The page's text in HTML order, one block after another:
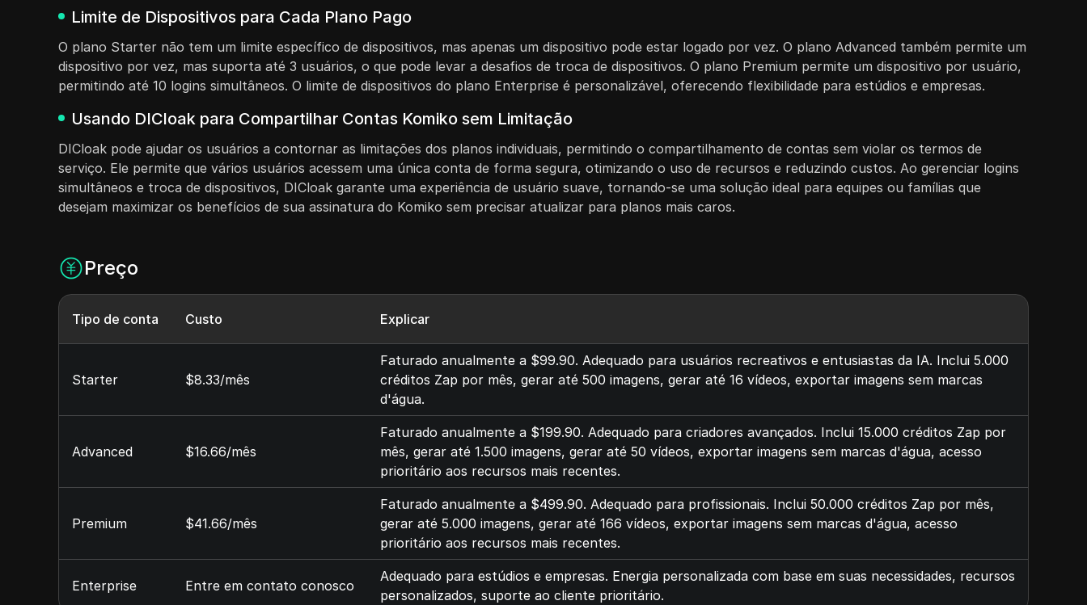
Limite de Dispositivos para Cada Plano Pago
O plano Starter não tem um limite específico de dispositivos, mas apenas um dispositivo pode estar logado por vez. O plano Advanced também permite um
dispositivo por vez, mas suporta até 3 usuários, o que pode levar a desafios de troca de dispositivos. O plano Premium permite um dispositivo por usuário,
permitindo até 10 logins simultâneos. O limite de dispositivos do plano Enterprise é personalizável, oferecendo flexibilidade para estúdios e empresas.
Usando DICloak para Compartilhar Contas Komiko sem Limitação
DICloak pode ajudar os usuários a contornar as limitações dos planos individuais, permitindo o compartilhamento de contas sem violar os termos de
serviço. Ele permite que vários usuários acessem uma única conta de forma segura, otimizando o uso de recursos e reduzindo custos. Ao gerenciar logins
simultâneos e troca de dispositivos, DICloak garante uma experiência de usuário suave, tornando-se uma solução ideal para equipes ou famílias que
desejam maximizar os benefícios de sua assinatura do Komiko sem precisar atualizar para planos mais caros.
Preço
Tipo de conta Custo Explicar
Starter $8.33/mês
Faturado anualmente a $99.90. Adequado para usuários recreativos e entusiastas da IA. Inclui 5.000
créditos Zap por mês, gerar até 500 imagens, gerar até 16 vídeos, exportar imagens sem marcas
d'água.
Advanced $16.66/mês
Faturado anualmente a $199.90. Adequado para criadores avançados. Inclui 15.000 créditos Zap por
mês, gerar até 1.500 imagens, gerar até 50 vídeos, exportar imagens sem marcas d'água, acesso
prioritário aos recursos mais recentes.
Premium $41.66/mês
Faturado anualmente a $499.90. Adequado para profissionais. Inclui 50.000 créditos Zap por mês,
gerar até 5.000 imagens, gerar até 166 vídeos, exportar imagens sem marcas d'água, acesso
prioritário aos recursos mais recentes.
Enterprise Entre em contato conosco
Adequado para estúdios e empresas. Energia personalizada com base em suas necessidades, recursos
personalizados, suporte ao cliente prioritário.